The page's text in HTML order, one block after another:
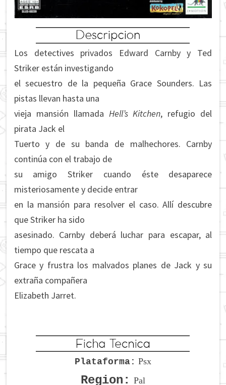
Los detectives privados Edward Carnby y Ted
Striker están investigando
el secuestro de la pequeña Grace Sounders. Las
pistas llevan hasta una
vieja mansión llamada Hell’s Kitchen, refugio del
pirata Jack el
Tuerto y de su banda de malhechores. Carnby
continúa con el trabajo de
su amigo Striker cuando éste desaparece
misteriosamente y decide entrar
en la mansión para resolver el caso. Allí descubre
que Striker ha sido
asesinado. Carnby deberá luchar para escapar, al
tiempo que rescata a
Grace y frustra los malvados planes de Jack y su
extraña compañera
Elizabeth Jarret.
Plataforma: Psx
Region: Pal